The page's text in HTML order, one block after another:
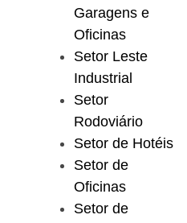
Garagens e
Oficinas
Setor Leste
Industrial
Setor
Rodoviário
Setor de Hotéis
Setor de
Oficinas
Setor de